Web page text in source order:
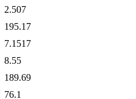
2.507
195.17
7.1517
8.55
189.69
76.1